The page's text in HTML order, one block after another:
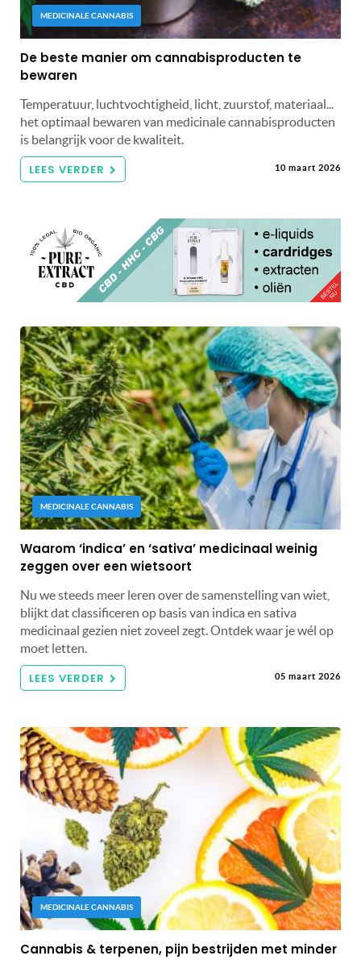
MEDICINALE CANNABIS
De beste manier om cannabisproducten te
bewaren
Temperatuur, luchtvochtigheid, licht, zuurstof, materiaal...
het optimaal bewaren van medicinale cannabisproducten
is belangrijk voor de kwaliteit.
LEES VERDER 10 maart 2026
MEDICINALE CANNABIS
Waarom ‘indica’ en ‘sativa’ medicinaal weinig
zeggen over een wietsoort
Nu we steeds meer leren over de samenstelling van wiet,
blijkt dat classificeren op basis van indica en sativa
medicinaal gezien niet zoveel zegt. Ontdek waar je wél op
moet letten.
LEES VERDER 05 maart 2026
MEDICINALE CANNABIS
Cannabis & terpenen, pijn bestrijden met minder